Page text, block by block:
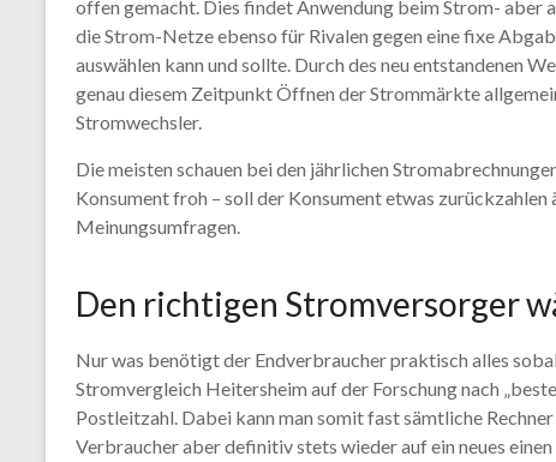
offen gemacht. Dies findet Anwendung beim Strom- aber
die Strom-Netze ebenso für Rivalen gegen eine fixe
auswählen kann und sollte. Durch des neu entstandenen
genau diesem Zeitpunkt Öffnen der Strommärkte
Stromwechsler.
Die meisten schauen bei den jährlichen
Konsument froh – soll der Konsument etwas
Meinungsumfragen.
Den richtigen Stromversorger
Nur was benötigt der Endverbraucher praktisch alles
Stromvergleich Heitersheim auf der Forschung nach
Postleitzahl. Dabei kann man somit fast sämtliche
Verbraucher aber definitiv stets wieder auf ein neues